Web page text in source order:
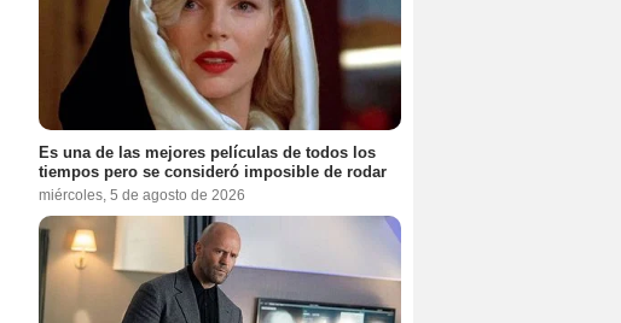
Es una de las mejores películas de todos los
tiempos pero se consideró imposible de rodar
miércoles, 5 de agosto de 2026